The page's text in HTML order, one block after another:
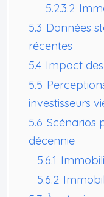
5.2.3.2
5.3 Données
récentes
5.4 Impact
5.5
investisseurs
5.6 Scénarios
décennie
5.6.1
5.6.2